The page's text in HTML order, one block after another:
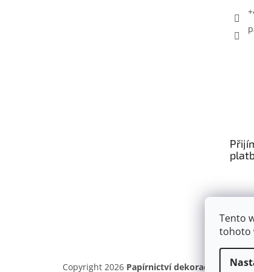
Tento
tohoto
Copyright 2026 Papírnictví dekorace .